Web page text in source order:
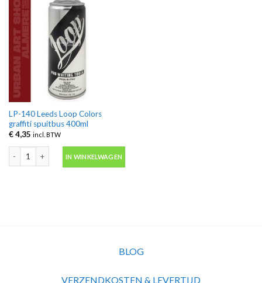
LP-140 Leeds Loop Colors
graffiti spuitbus 400ml
€4,35 incl. BTW
LP-140 Leeds Loop Colors graffiti spuitbus 400ml aantal
IN WINKELWAGEN
BLOG
VERZENDKOSTEN & LEVERTIJD